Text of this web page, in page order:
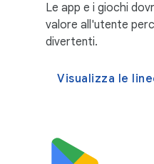
Le app e i giochi
valore all'utente
divertenti.
Visualizza le